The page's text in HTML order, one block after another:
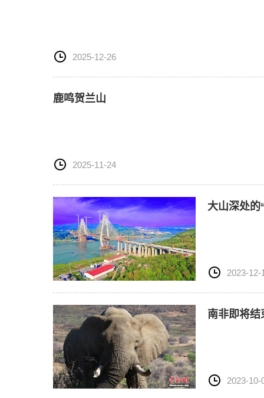
2025-12-26
鹿鸣贺兰山
2025-11-24
大山深处的
2023-12-
南非即将结
2023-10-